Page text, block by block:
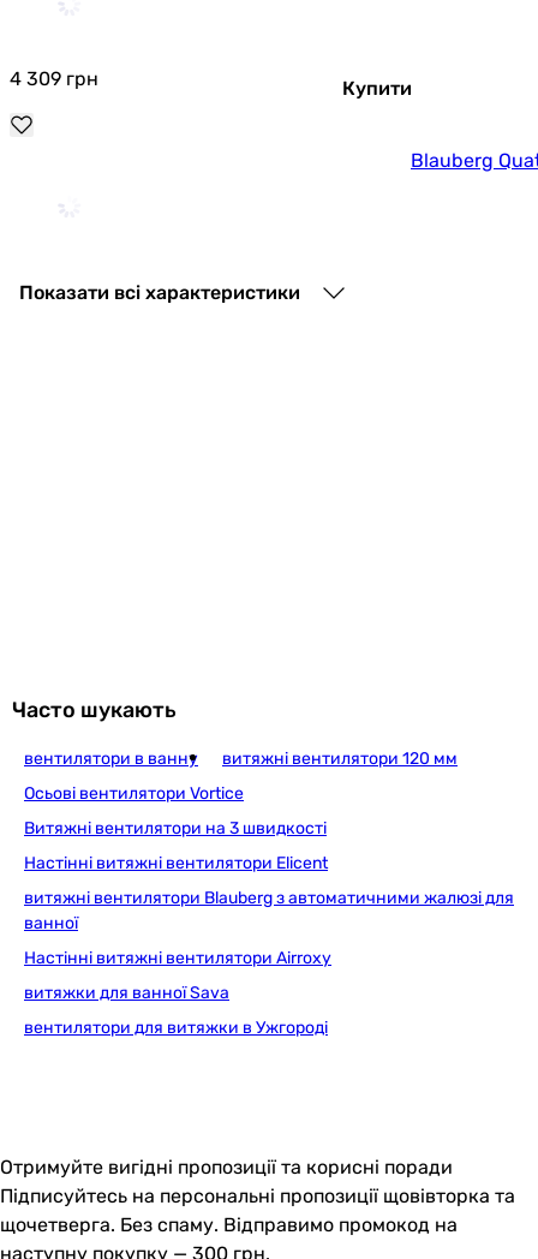
4 309 грн Купити
Blauberg
4 828
Основні характеристики
Витрата повітря
85 м³/год
85 м³/год
90 м³/год
Рекомендована площа приміщення
4 м²
4 м²
2400 об/хв
2400 об/хв
2300 об/хв
Показати всі характеристики
Часто шукають
вентилятори в ванну
витяжні вентилятори 120 мм
Осьові вентилятори Vortice
Витяжні вентилятори на 3 швидкості
Настінні витяжні вентилятори Elicent
витяжні вентилятори Blauberg з автоматичними жалюзі для
ванної
Настінні витяжні вентилятори Airroxy
витяжки для ванної Sava
вентилятори для витяжки в Ужгороді
Отримуйте вигідні пропозиції та корисні поради
Підписуйтесь на персональні пропозиції щовівторка та
щочетверга. Без спаму. Відправимо промокод на
наступну покупку — 300 грн.